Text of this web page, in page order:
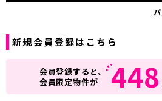
新規会員登録はこちら
会員登録すると、
会員限定物件が
448